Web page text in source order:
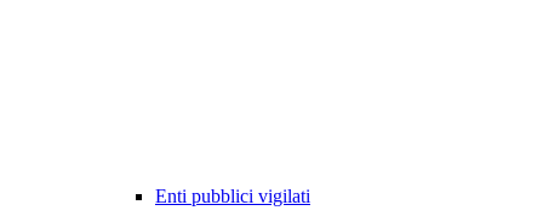
Enti pubblici vigilati